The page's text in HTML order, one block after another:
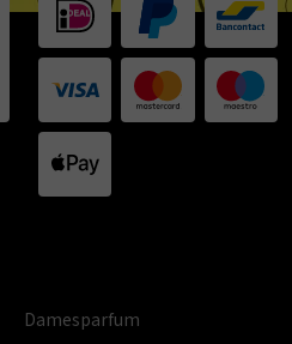
Damesparfum